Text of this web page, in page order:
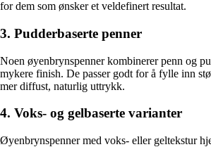
for dem som ønsker et veldefinert resultat.
3. Pudderbaserte penner
Noen øyenbrynspenner kombinerer penn og
mykere finish. De passer godt for å fylle inn
mer diffust, naturlig uttrykk.
4. Voks- og gelbaserte varianter
Øyenbrynspenner med voks- eller geltekstur